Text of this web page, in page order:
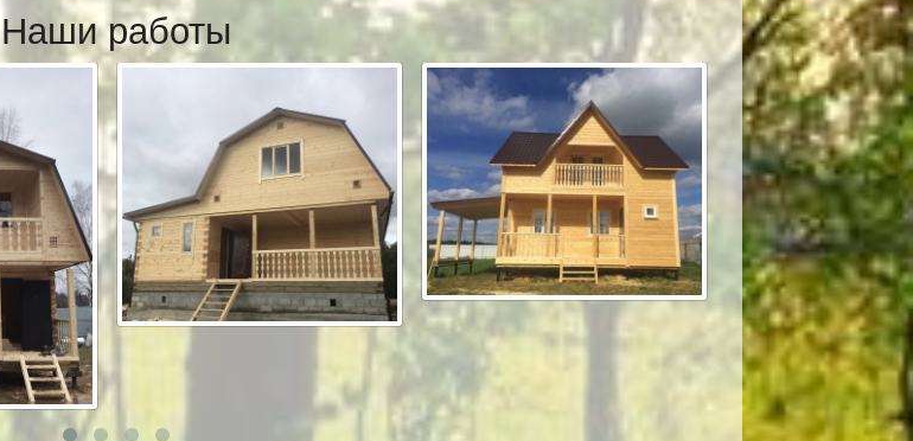
Наши работы